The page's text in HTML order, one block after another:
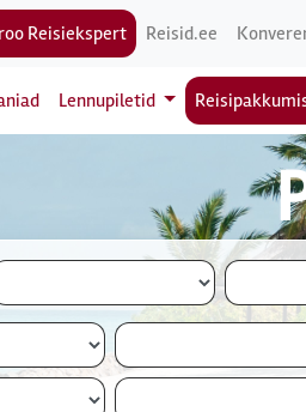
Reisiekspert Reisid.ee
Lennupiletid